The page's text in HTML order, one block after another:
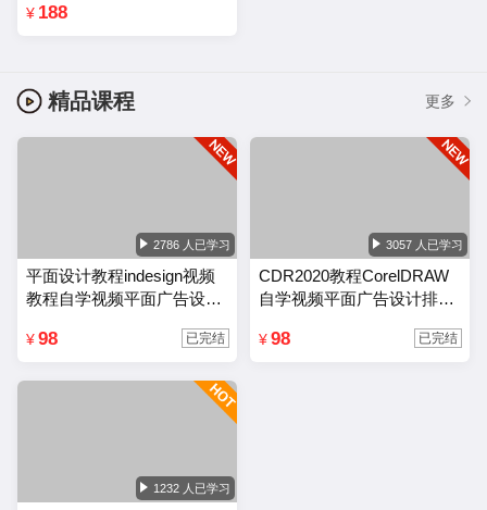
¥ 188
精品课程 更多
2786 人已学习
平面设计教程indesign视频
教程自学视频平面广告设计
¥ 98 已完结
3057 人已学习
CDR2020教程CorelDRAW
自学视频平面广告设计排版
¥ 98 已完结
1232 人已学习